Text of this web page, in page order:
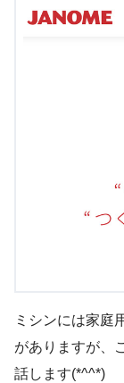
ミシンには家庭
がありますが、
話します(*^^*)